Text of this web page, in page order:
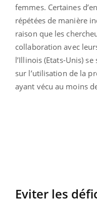
femmes. Certaines
répétées de manière
raison que les
collaboration avec
l’Illinois (Etats-Unis)
sur l’utilisation de la
ayant vécu au moins
Eviter les